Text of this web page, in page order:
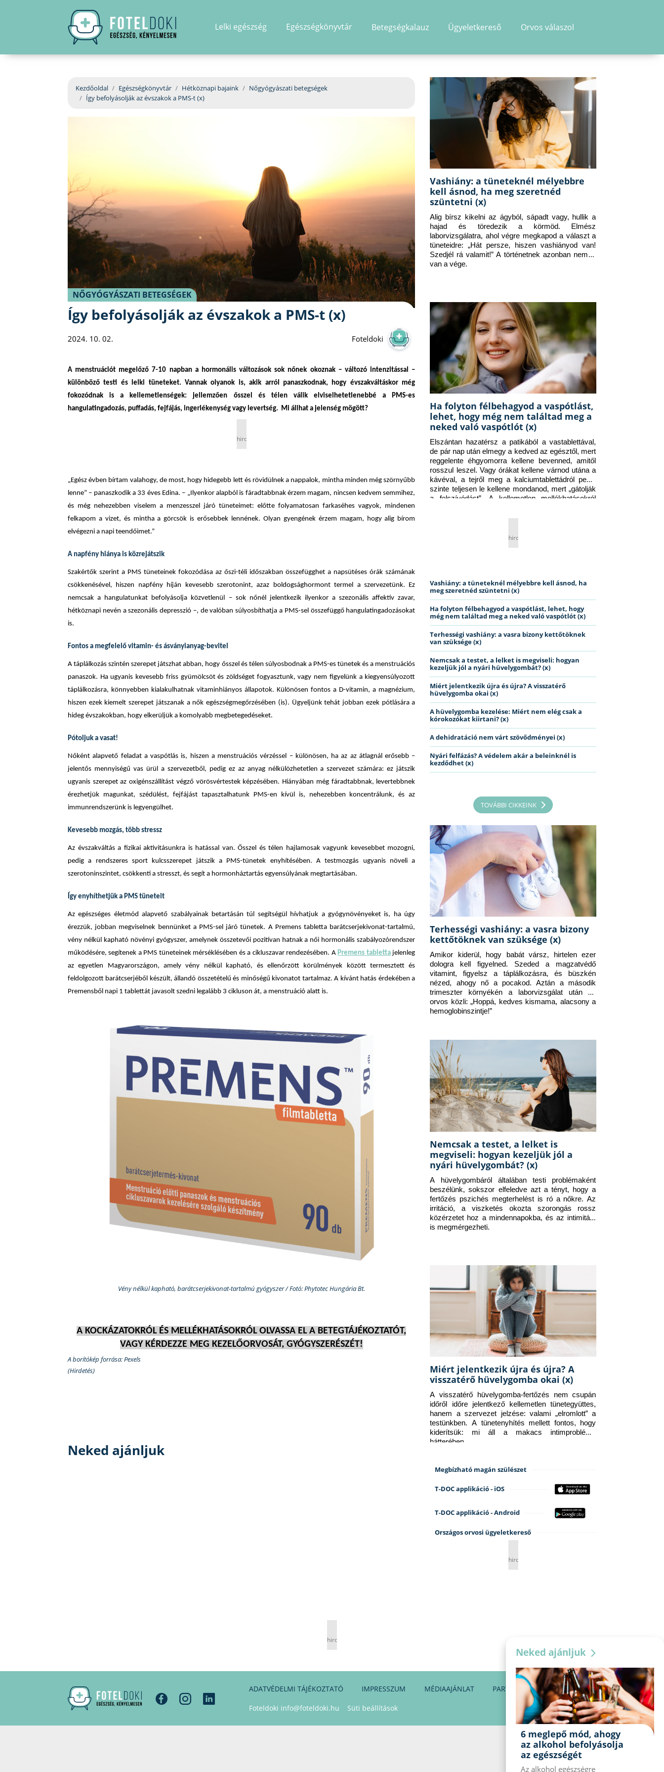
Lelki egészség Egészségkönyvtár Betegségkalauz Ügyeletkereső Orvos válaszol
Kezdőoldal Egészségkönyvtár Hétköznapi bajaink
Nőgyógyászati betegségek
Így befolyásolják az évszakok a PMS-t (x)
NŐGYÓGYÁSZATI BETEGSÉGEK
Így befolyásolják az évszakok a PMS-t (x)
2024. 10. 02. Foteldoki
A menstruációt megelőző 7-10 napban a hormonális változások sok nőnek okoznak – változó intenzitással –
különböző testi és lelki tüneteket. Vannak olyanok is, akik arról panaszkodnak, hogy évszakváltáskor még
fokozódnak is a kellemetlenségek: jellemzően ősszel és télen válik elviselhetetlenebbé a PMS-es
hangulatingadozás, puffadás, fejfájás, ingerlékenység vagy levertség. Mi állhat a jelenség mögött?
hirdetés
„Egész évben bírtam valahogy, de most, hogy hidegebb lett és rövidülnek a nappalok, mintha minden még szörnyűbb
lenne” – panaszkodik a 33 éves Edina. – „Ilyenkor alapból is fáradtabbnak érzem magam, nincsen kedvem semmihez,
és még nehezebben viselem a menzesszel járó tüneteimet: előtte folyamatosan farkaséhes vagyok, mindenen
felkapom a vizet, és mintha a görcsök is erősebbek lennének. Olyan gyengének érzem magam, hogy alig bírom
elvégezni a napi teendőimet.”
A napfény hiánya is közrejátszik
Szakértők szerint a PMS tüneteinek fokozódása az őszi-téli időszakban összefügghet a napsütéses órák számának
csökkenésével, hiszen napfény híján kevesebb szerotonint, azaz boldogsághormont termel a szervezetünk. Ez
nemcsak a hangulatunkat befolyásolja közvetlenül – sok nőnél jelentkezik ilyenkor a szezonális affektív zavar,
hétköznapi nevén a szezonális depresszió –, de valóban súlyosbíthatja a PMS-sel összefüggő hangulatingadozásokat
is.
Fontos a megfelelő vitamin- és ásványianyag-bevitel
A táplálkozás szintén szerepet játszhat abban, hogy ősszel és télen súlyosbodnak a PMS-es tünetek és a menstruációs
panaszok. Ha ugyanis kevesebb friss gyümölcsöt és zöldséget fogyasztunk, vagy nem figyelünk a kiegyensúlyozott
táplálkozásra, könnyebben kialakulhatnak vitaminhiányos állapotok. Különösen fontos a D-vitamin, a magnézium,
hiszen ezek kiemelt szerepet játszanak a nők egészségmegőrzésében (is). Ügyeljünk tehát jobban ezek pótlására a
hideg évszakokban, hogy elkerüljük a komolyabb megbetegedéseket.
Pótoljuk a vasat!
Nőként alapvető feladat a vaspótlás is, hiszen a menstruációs vérzéssel – különösen, ha az az átlagnál erősebb –
jelentős mennyiségű vas ürül a szervezetből, pedig ez az anyag nélkülözhetetlen a szervezet számára: ez játszik
ugyanis szerepet az oxigénszállítást végző vörösvértestek képzésében. Hiányában még fáradtabbnak, levertebbnek
érezhetjük magunkat, szédülést, fejfájást tapasztalhatunk PMS-en kívül is, nehezebben koncentrálunk, és az
immunrendszerünk is legyengülhet.
Kevesebb mozgás, több stressz
Az évszakváltás a fizikai aktivitásunkra is hatással van. Ősszel és télen hajlamosak vagyunk kevesebbet mozogni,
pedig a rendszeres sport kulcsszerepet játszik a PMS-tünetek enyhítésében. A testmozgás ugyanis növeli a
szerotoninszintet, csökkenti a stresszt, és segít a hormonháztartás egyensúlyának megtartásában.
Így enyhíthetjük a PMS tüneteit
Az egészséges életmód alapvető szabályainak betartásán túl segítségül hívhatjuk a gyógynövényeket is, ha úgy
érezzük, jobban megviselnek bennünket a PMS-sel járó tünetek. A Premens tabletta barátcserjekivonat-tartalmú,
vény nélkül kapható növényi gyógyszer, amelynek összetevői pozitívan hatnak a női hormonális szabályozórendszer
működésére, segítenek a PMS tüneteinek mérséklésében és a cikluszavar rendezésében. A Premens tablettajelenleg
az egyetlen Magyarországon, amely vény nélkül kapható, és ellenőrzött körülmények között termesztett és
feldolgozott barátcserjéből készült, állandó összetételű és minőségű kivonatot tartalmaz. A kívánt hatás érdekében a
Premensből napi 1 tablettát javasolt szedni legalább 3 cikluson át, a menstruáció alatt is.
Vény nélkül kapható, barátcserjekivonat-tartalmú gyógyszer / Fotó: Phytotec Hungária Bt.
A KOCKÁZATOKRÓL ÉS MELLÉKHATÁSOKRÓL OLVASSA EL A BETEGTÁJÉKOZTATÓT,
VAGY KÉRDEZZE MEG KEZELŐORVOSÁT, GYÓGYSZERÉSZÉT!
A borítókép forrása: Pexels
(Hirdetés)
Neked ajánljuk
Vashiány: a tüneteknél mélyebbre
kell ásnod, ha meg szeretnéd
szüntetni (x)
Alig bírsz kikelni az ágyból, sápadt vagy, hullik a
hajad és töredezik a körmöd. Elmész
laborvizsgálatra, ahol végre megkapod a választ a
tüneteidre: „Hát persze, hiszen vashiányod van!
Szedjél rá valamit!” A történetnek azonban nem itt
van a vége.
Ha folyton félbehagyod a vaspótlást,
lehet, hogy még nem találtad meg a
neked való vaspótlót (x)
Elszántan hazatérsz a patikából a vastablettával,
de pár nap után elmegy a kedved az egésztől, mert
reggelente éhgyomorra kellene bevenned, amitől
rosszul leszel. Vagy órákat kellene várnod utána a
kávéval, a tejről meg a kalciumtablettádról pedig
szinte teljesen le kellene mondanod, mert „gátolják
a felszívódást”. A kellemetlen mellékhatásokról
hirdetés
Vashiány: a tüneteknél mélyebbre kell ásnod, ha
meg szeretnéd szüntetni (x)
Ha folyton félbehagyod a vaspótlást, lehet, hogy
még nem találtad meg a neked való vaspótlót (x)
Terhességi vashiány: a vasra bizony kettőtöknek
van szüksége (x)
Nemcsak a testet, a lelket is megviseli: hogyan
kezeljük jól a nyári hüvelygombát? (x)
Miért jelentkezik újra és újra? A visszatérő
hüvelygomba okai (x)
A hüvelygomba kezelése: Miért nem elég csak a
kórokozókat kiirtani? (x)
A dehidratáció nem várt szövődményei (x)
Nyári felfázás? A védelem akár a beleinknél is
kezdődhet (x)
TOVÁBBI CIKKEINK
Terhességi vashiány: a vasra bizony
kettőtöknek van szüksége (x)
Amikor kiderül, hogy babát vársz, hirtelen ezer
dologra kell figyelned. Szeded a magzatvédő
vitamint, figyelsz a táplálkozásra, és büszkén
nézed, ahogy nő a pocakod. Aztán a második
trimeszter környékén a laborvizsgálat után az
orvos közli: „Hoppá, kedves kismama, alacsony a
hemoglobinszintje!”
Nemcsak a testet, a lelket is
megviseli: hogyan kezeljük jól a
nyári hüvelygombát? (x)
A hüvelygombáról általában testi problémaként
beszélünk, sokszor elfeledve azt a tényt, hogy a
fertőzés pszichés megterhelést is ró a nőkre. Az
irritáció, a viszketés okozta szorongás rossz
közérzetet hoz a mindennapokba, és az intimitást
is megmérgezheti.
Miért jelentkezik újra és újra? A
visszatérő hüvelygomba okai (x)
A visszatérő hüvelygomba-fertőzés nem csupán
időről időre jelentkező kellemetlen tünetegyüttes,
hanem a szervezet jelzése: valami „elromlott” a
testünkben. A tünetenyhítés mellett fontos, hogy
kiderítsük: mi áll a makacs intimprobléma
hátterében.
Megbízható magán szülészet
T-DOC applikáció - iOS
T-DOC applikáció - Android
Országos orvosi ügyeletkereső
hirdetés
hirdetés
ADATVÉDELMI TÁJÉKOZTATÓ IMPRESSZUM MÉDIAAJÁNLAT PARTNEREINK KAPCSOLAT
Foteldoki info@foteldoki.hu Süti beállítások
Neked ajánljuk
6 meglepő mód, ahogy
az alkohol befolyásolja
az egészségét
Az alkohol egészségre